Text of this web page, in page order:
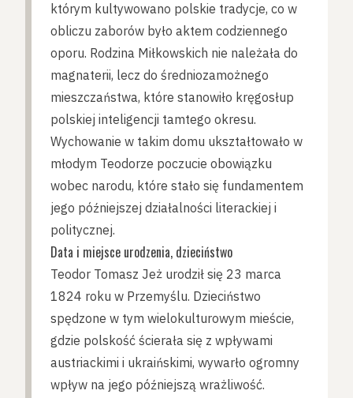
którym kultywowano polskie tradycje, co w
obliczu zaborów było aktem codziennego
oporu. Rodzina Miłkowskich nie należała do
magnaterii, lecz do średniozamożnego
mieszczaństwa, które stanowiło kręgosłup
polskiej inteligencji tamtego okresu.
Wychowanie w takim domu ukształtowało w
młodym Teodorze poczucie obowiązku
wobec narodu, które stało się fundamentem
jego późniejszej działalności literackiej i
politycznej.
Data i miejsce urodzenia, dzieciństwo
Teodor Tomasz Jeż urodził się 23 marca
1824 roku w Przemyślu. Dzieciństwo
spędzone w tym wielokulturowym mieście,
gdzie polskość ścierała się z wpływami
austriackimi i ukraińskimi, wywarło ogromny
wpływ na jego późniejszą wrażliwość.